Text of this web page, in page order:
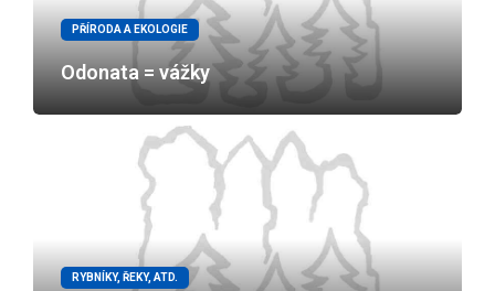
PŘÍRODA A EKOLOGIE
Odonata = vážky
RYBNÍKY, ŘEKY, ATD.